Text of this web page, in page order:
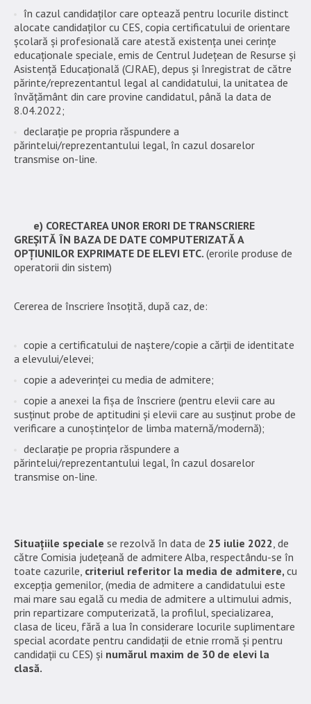
în cazul candidaților care optează pentru locurile distinct
alocate candidaților cu CES, copia certificatului de orientare
școlară și profesională care atestă existența unei cerințe
educaționale speciale, emis de Centrul Județean de Resurse și
Asistență Educațională (CJRAE), depus și înregistrat de către
părinte/reprezentantul legal al candidatului, la unitatea de
învățământ din care provine candidatul, până la data de
8.04.2022;
declarație pe propria răspundere a
părintelui/reprezentantului legal, în cazul dosarelor
transmise on-line.
e) CORECTAREA UNOR ERORI DE TRANSCRIERE
GREȘITĂ ÎN BAZA DE DATE COMPUTERIZATĂ A
OPȚIUNILOR EXPRIMATE DE ELEVI ETC. (erorile produse de
operatorii din sistem)
Cererea de înscriere însoțită, după caz, de:
copie a certificatului de naștere/copie a cărții de identitate
a elevului/elevei;
copie a adeverinței cu media de admitere;
copie a anexei la fișa de înscriere (pentru elevii care au
susținut probe de aptitudini și elevii care au susținut probe de
verificare a cunoștințelor de limba maternă/modernă);
declarație pe propria răspundere a
părintelui/reprezentantului legal, în cazul dosarelor
transmise on-line.
Situațiile speciale se rezolvă în data de 25 iulie 2022, de
către Comisia județeană de admitere Alba, respectându-se în
toate cazurile, criteriul referitor la media de admitere, cu
excepția gemenilor, (media de admitere a candidatului este
mai mare sau egală cu media de admitere a ultimului admis,
prin repartizare computerizată, la profilul, specializarea,
clasa de liceu, fără a lua în considerare locurile suplimentare
special acordate pentru candidații de etnie rromă și pentru
candidații cu CES) și numărul maxim de 30 de elevi la
clasă.